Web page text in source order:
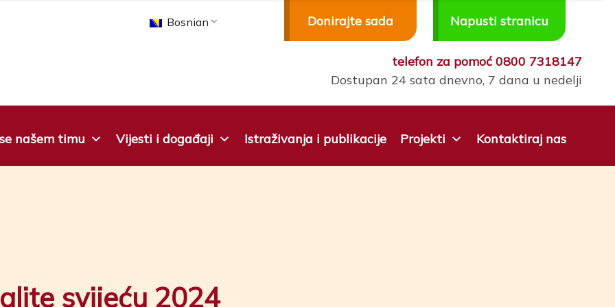
Bosnian Donirajte sada Napusti stranicu
telefon za pomoć 0800 7318147
Dostupan 24 sata dnevno, 7 dana u nedelji
našem timu Vijesti i događaji Istraživanja i publikacije Projekti Kontaktiraj nas
svijeću 2024